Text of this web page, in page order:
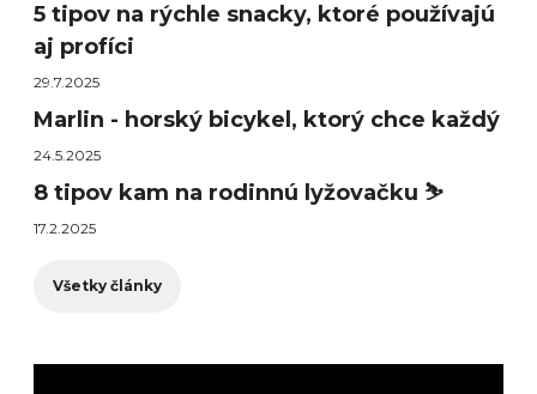
5 tipov na rýchle snacky, ktoré používajú
aj profíci
29.7.2025
Marlin - horský bicykel, ktorý chce každý
24.5.2025
8 tipov kam na rodinnú lyžovačku ⛷️
17.2.2025
Všetky články